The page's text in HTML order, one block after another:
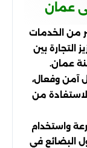
عمان
من الخدمات
التجارة بين
عمان.
آمن وفعال،
من
واستخدام
البضائع في